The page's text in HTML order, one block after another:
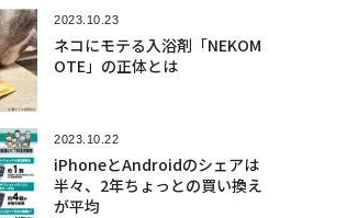
2023.10.23
ネコにモテる入浴剤「NEKOM
OTE」の正体とは
2023.10.22
iPhoneとAndroidのシェアは
半々、2年ちょっとの買い換え
が平均